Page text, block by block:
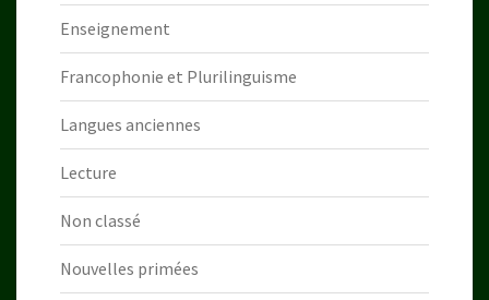
Enseignement
Francophonie et Plurilinguisme
Langues anciennes
Lecture
Non classé
Nouvelles primées